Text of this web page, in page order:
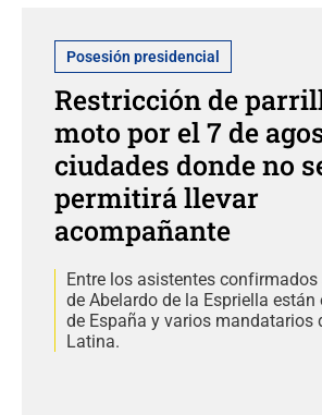
Posesión presidencial
Restricción de
moto por el 7 de
ciudades donde no
permitirá llevar
acompañante
Entre los asistentes
de Abelardo de la Espriella están
de España y varios mandatarios
Latina.